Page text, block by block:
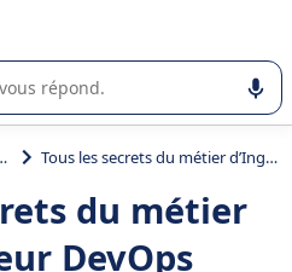
l'utilisation ou la sélection de
Tous les secrets du métier d’Ingénieur DevOps
du métier
DevOps